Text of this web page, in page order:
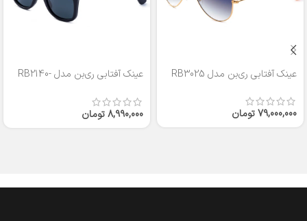
عینک آفتابی ری‌بن مدل RB3025
79,000,000تومان
عینک آفتابی ری‌بن مدل RB2140-
8,990,000تومان